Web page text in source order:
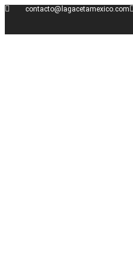
Ir
contacto@lagacetamexico.com